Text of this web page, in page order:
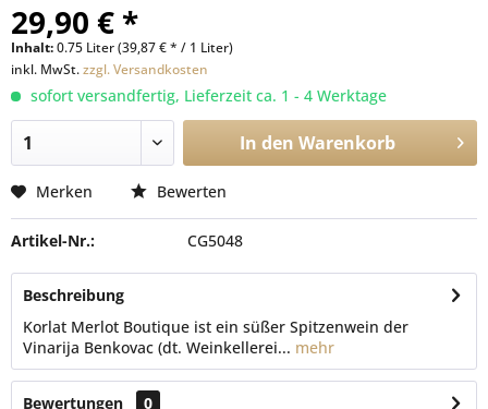
29,90 € *
Inhalt:0.75 Liter (39,87 € * / 1 Liter)
inkl. MwSt.zzgl. Versandkosten
sofort versandfertig, Lieferzeit ca. 1 - 4 Werktage
In den Warenkorb
Merken Bewerten
Artikel-Nr.: CG5048
Beschreibung
Korlat Merlot Boutique ist ein süßer Spitzenwein der
Vinarija Benkovac (dt. Weinkellerei... mehr
Bewertungen
0